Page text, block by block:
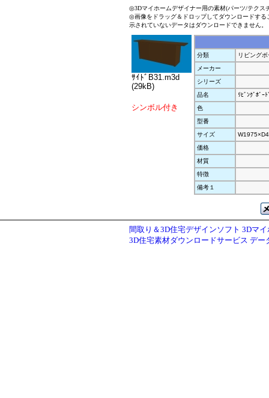
◎3Dマイホームデザイナー用の素材(パーツ/テクス
◎画像をドラッグ＆ドロップしてダウンロードす
示されていないデータはダウンロードできません。
ｻｲﾄﾞB31.m3d
(29kB)
シンボル付き
分類
リビング
メーカー
シリーズ
品名
ﾘﾋﾞﾝｸﾞﾎﾞｰﾄ
色
型番
サイズ
価格
材質
特徴
備考１
間取り＆3D住宅デザインソフト 3Dマ
3D住宅素材ダウンロードサービス デー